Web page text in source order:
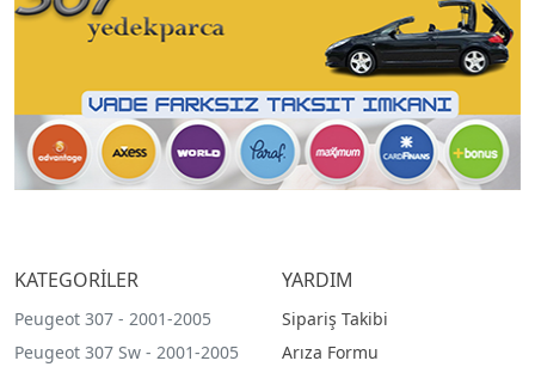
KATEGORİLER
Peugeot 307 - 2001-2005
Peugeot 307 Sw - 2001-2005
YARDIM
Sipariş Takibi
Arıza Formu